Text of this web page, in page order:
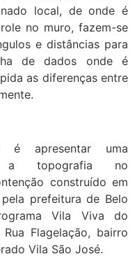
local, de onde é
no muro, fazem-se
e distâncias para
de dados onde é
as diferenças entre
é apresentar uma
a topografia no
construído em
prefeitura de Belo
Vila Viva do
Flagelação, bairro
Vila São José.